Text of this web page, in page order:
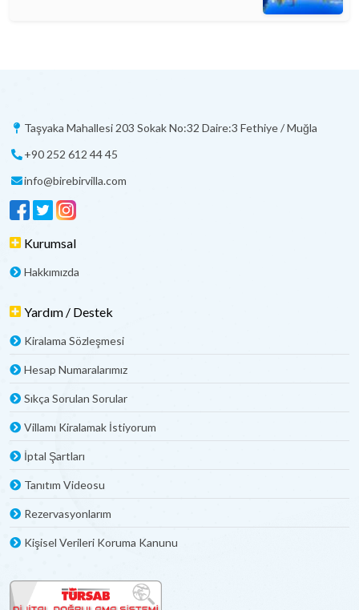
Taşyaka Mahallesi 203 Sokak No:32 Daire:3 Fethiye / Muğla
+90 252 612 44 45
info@birebirvilla.com
Kurumsal
Hakkımızda
Yardım / Destek
Kiralama Sözleşmesi
Hesap Numaralarımız
Sıkça Sorulan Sorular
Villamı Kiralamak İstiyorum
İptal Şartları
Tanıtım Videosu
Rezervasyonlarım
Kişisel Verileri Koruma Kanunu